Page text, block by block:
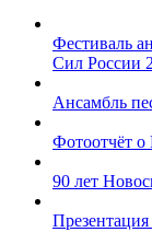
Фестиваль
Сил России
Ансамбль
Фотоотчёт о
90 лет